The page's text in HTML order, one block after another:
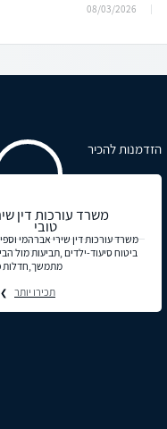
08/03/2026
הזדמנות להכיר
משרד עורכות דין
טובי
משרד עורכות דין שירי אברהמי
ביטוח סיעוד-ילדים ,תביעות מול
מתמשך,חדלות
תכירו יותר